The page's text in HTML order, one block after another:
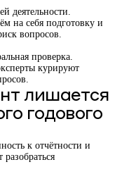
деятельности.
на себя подготовку и
вопросов.
проверка.
курируют
лишается
годового
к отчётности и